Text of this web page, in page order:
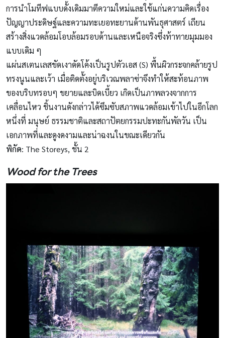
การนำโมทีฟแบบดั้งเดิมมาตีความใหม่และใช้แก่นความคิดเรื่อง
ปัญญาประดิษฐ์และความทะเยอทะยานด้านพันธุศาสตร์ เถียน
สร้างสิ่งแวดล้อมโอบล้อมรอบด้านและเหนือจริงซึ่งท้าทายมุมมอง
แบบเดิม ๆ
แผ่นสเตนเลสขัดเงาดัดโค้งเป็นรูปตัวเอส (S) พื้นผิวกระจกคล้ายรูป
ทรงนูนและเว้า เมื่อติดตั้งอยู่บริเวณพลาซ่าจึงทำให้สะท้อนภาพ
ของบริบทรอบๆ ขยายและบิดเบี้ยว เกิดเป็นภาพลวงจากการ
เคลื่อนไหว ชิ้นงานดังกล่าวได้ซึมซับสภาพแวดล้อมเข้าไปในอีกโลก
หนึ่งที่ มนุษย์ ธรรมชาติและสถาปัตยกรรมปะทะกันพัลวัน เป็น
เอกภาพที่และดูงดงามและน่าฉงนในขณะเดียวกัน
พิกัด: The Storeys, ชั้น 2
Wood for the Trees